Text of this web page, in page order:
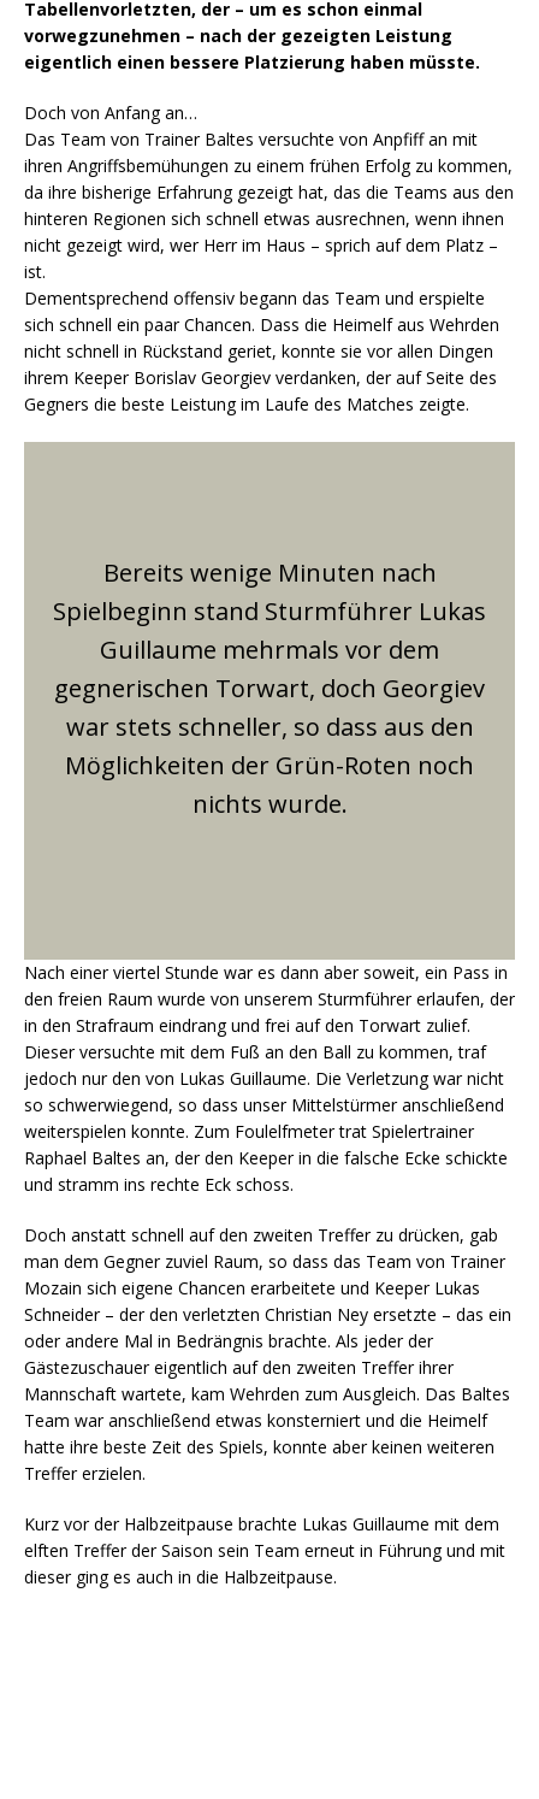
Tabellenvorletzten, der – um es schon einmal
vorwegzunehmen – nach der gezeigten Leistung
eigentlich einen bessere Platzierung haben müsste.
Doch von Anfang an…
Das Team von Trainer Baltes versuchte von Anpfiff an mit
ihren Angriffsbemühungen zu einem frühen Erfolg zu kommen,
da ihre bisherige Erfahrung gezeigt hat, das die Teams aus den
hinteren Regionen sich schnell etwas ausrechnen, wenn ihnen
nicht gezeigt wird, wer Herr im Haus – sprich auf dem Platz –
ist.
Dementsprechend offensiv begann das Team und erspielte
sich schnell ein paar Chancen. Dass die Heimelf aus Wehrden
nicht schnell in Rückstand geriet, konnte sie vor allen Dingen
ihrem Keeper Borislav Georgiev verdanken, der auf Seite des
Gegners die beste Leistung im Laufe des Matches zeigte.
Bereits wenige Minuten nach
Spielbeginn stand Sturmführer Lukas
Guillaume mehrmals vor dem
gegnerischen Torwart, doch Georgiev
war stets schneller, so dass aus den
Möglichkeiten der Grün-Roten noch
nichts wurde.
Nach einer viertel Stunde war es dann aber soweit, ein Pass in
den freien Raum wurde von unserem Sturmführer erlaufen, der
in den Strafraum eindrang und frei auf den Torwart zulief.
Dieser versuchte mit dem Fuß an den Ball zu kommen, traf
jedoch nur den von Lukas Guillaume. Die Verletzung war nicht
so schwerwiegend, so dass unser Mittelstürmer anschließend
weiterspielen konnte. Zum Foulelfmeter trat Spielertrainer
Raphael Baltes an, der den Keeper in die falsche Ecke schickte
und stramm ins rechte Eck schoss.
Doch anstatt schnell auf den zweiten Treffer zu drücken, gab
man dem Gegner zuviel Raum, so dass das Team von Trainer
Mozain sich eigene Chancen erarbeitete und Keeper Lukas
Schneider – der den verletzten Christian Ney ersetzte – das ein
oder andere Mal in Bedrängnis brachte. Als jeder der
Gästezuschauer eigentlich auf den zweiten Treffer ihrer
Mannschaft wartete, kam Wehrden zum Ausgleich. Das Baltes
Team war anschließend etwas konsterniert und die Heimelf
hatte ihre beste Zeit des Spiels, konnte aber keinen weiteren
Treffer erzielen.
Kurz vor der Halbzeitpause brachte Lukas Guillaume mit dem
elften Treffer der Saison sein Team erneut in Führung und mit
dieser ging es auch in die Halbzeitpause.